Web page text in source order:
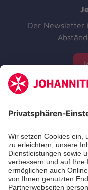
Der Newsletter
Zertifizierung
Die Johanniter
des